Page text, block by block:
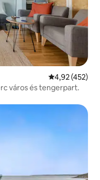
Átlagos
4,92 (452)
város és tengerpart.